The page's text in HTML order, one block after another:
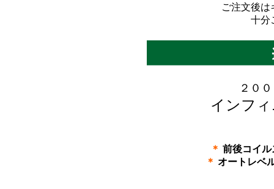
ご注文後は
十分
２０
インフ
＊ 前後コイ
＊ オートレベ